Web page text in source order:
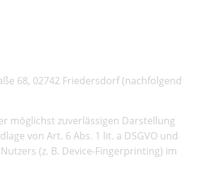
68, 02742 Friedersdorf (nachfolgend
möglichst zuverlässigen Darstellung
von Art. 6 Abs. 1 lit. a DSGVO und
(z. B. Device-Fingerprinting) im